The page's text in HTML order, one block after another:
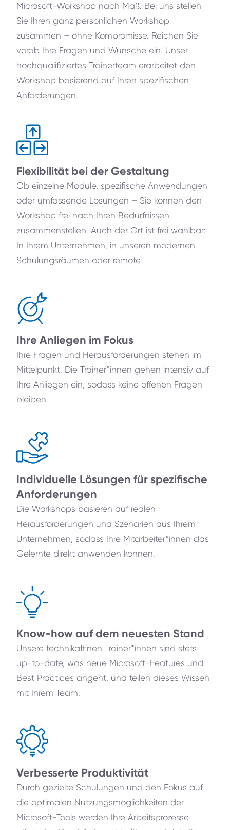
Microsoft-Workshop nach Maß. Bei uns stellen
Sie Ihren ganz persönlichen Workshop
zusammen – ohne Kompromisse. Reichen Sie
vorab Ihre Fragen und Wünsche ein. Unser
hochqualifiziertes Trainerteam erarbeitet den
Workshop basierend auf Ihren spezifischen
Anforderungen.
Flexibilität bei der Gestaltung
Ob einzelne Module, spezifische Anwendungen
oder umfassende Lösungen – Sie können den
Workshop frei nach Ihren Bedürfnissen
zusammenstellen. Auch der Ort ist frei wählbar:
In Ihrem Unternehmen, in unseren modernen
Schulungsräumen oder remote.
Ihre Anliegen im Fokus
Ihre Fragen und Herausforderungen stehen im
Mittelpunkt. Die Trainer*innen gehen intensiv auf
Ihre Anliegen ein, sodass keine offenen Fragen
bleiben.
Individuelle Lösungen für spezifische
Anforderungen
Die Workshops basieren auf realen
Herausforderungen und Szenarien aus Ihrem
Unternehmen, sodass Ihre Mitarbeiter*innen das
Gelernte direkt anwenden können.
Know-how auf dem neuesten Stand
Unsere technikaffinen Trainer*innen sind stets
up-to-date, was neue Microsoft-Features und
Best Practices angeht, und teilen dieses Wissen
mit Ihrem Team.
Verbesserte Produktivität
Durch gezielte Schulungen und den Fokus auf
die optimalen Nutzungsmöglichkeiten der
Microsoft-Tools werden Ihre Arbeitsprozesse